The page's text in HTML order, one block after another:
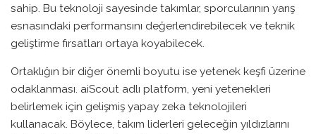
sahip. Bu teknoloji sayesinde takımlar, sporcularının yarış
esnasındaki performansını değerlendirebilecek ve teknik
geliştirme fırsatları ortaya koyabilecek.
Ortaklığın bir diğer önemli boyutu ise yetenek keşfi üzerine
odaklanması. aiScout adlı platform, yeni yetenekleri
belirlemek için gelişmiş yapay zeka teknolojileri
kullanacak. Böylece, takım liderleri geleceğin yıldızlarını